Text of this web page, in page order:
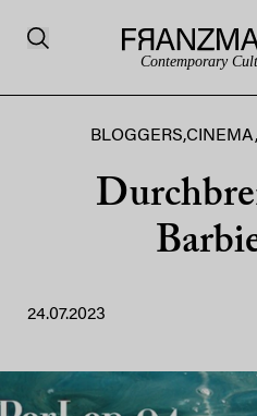
Contemporary
BLOGGERS,CINEMA,
24.07.2023